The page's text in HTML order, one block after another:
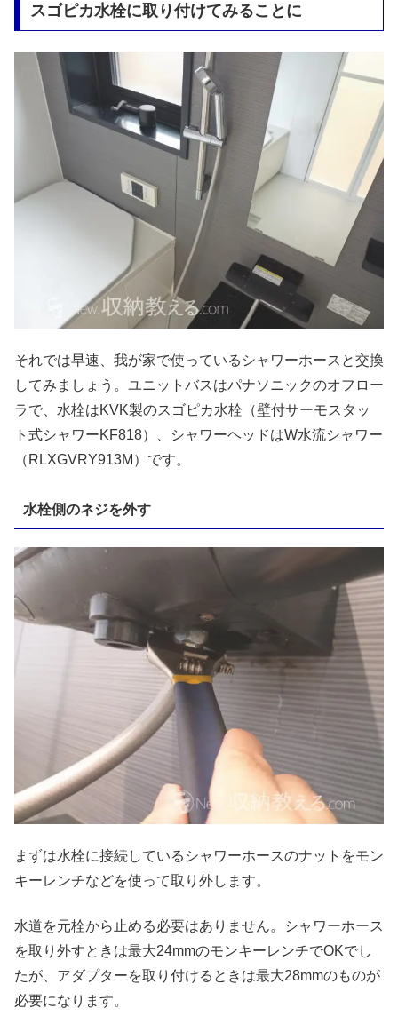
スゴピカ水栓に取り付けてみることに
それでは早速、我が家で使っているシャワーホースと交換
してみましょう。ユニットバスはパナソニックのオフロー
ラで、水栓はKVK製のスゴピカ水栓（壁付サーモスタッ
ト式シャワーKF818）、シャワーヘッドはW水流シャワー
（RLXGVRY913M）です。
水栓側のネジを外す
まずは水栓に接続しているシャワーホースのナットをモン
キーレンチなどを使って取り外します。
水道を元栓から止める必要はありません。シャワーホース
を取り外すときは最大24mmのモンキーレンチでOKでし
たが、アダプターを取り付けるときは最大28mmのものが
必要になります。